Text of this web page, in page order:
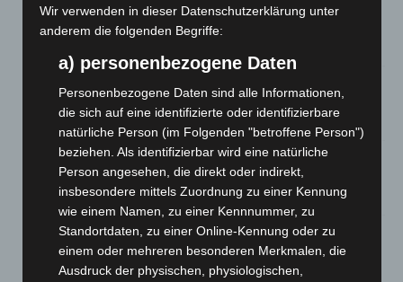
Hannover: Erste Tigermücken-Population in Niedersachsen
entdeckt
eingedämmt
Region Hannover: 21 neue Notfallsanitäter starten beim
Roten Kreuz
5. August 2026
Mann läuft mit Hockeyschläger über A7 – Polizei sucht
Zeugen
5. August 2026
Wir verwenden in dieser Datenschutzerklärung unter
anderem die folgenden Begriffe:
a) personenbezogene Daten
Personenbezogene Daten sind alle Informationen,
die sich auf eine identifizierte oder identifizierbare
natürliche Person (im Folgenden "betroffene Person")
beziehen. Als identifizierbar wird eine natürliche
Person angesehen, die direkt oder indirekt,
insbesondere mittels Zuordnung zu einer Kennung
wie einem Namen, zu einer Kennnummer, zu
Standortdaten, zu einer Online-Kennung oder zu
einem oder mehreren besonderen Merkmalen, die
Ausdruck der physischen, physiologischen,